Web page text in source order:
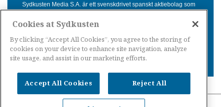
Sydkusten Media S.A. är ett svenskdrivet spanskt aktiebolag som
Spanien. Genom nyhetsbevakning av hela Spanien, med bas på
informationsförmedling för svenskar i Spanien.
Cookies at Sydkusten
By clicking “Accept All Cookies”, you agree to the storing of
cookies on your device to enhance site navigation, analyze
site usage, and assist in our marketing efforts.
Accept All Cookies Reject All